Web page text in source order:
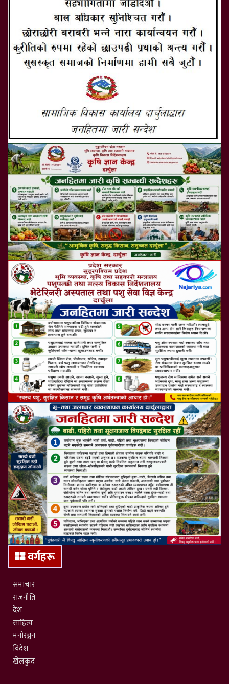
वर्गहरू
समाचार
राजनीति
देश
साहित्य
मनोरञ्जन
विदेश
खेलकुद